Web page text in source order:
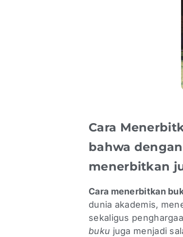
Cara
bahwa
menerbitkan
Cara menerbitkan
dunia akademis,
sekaligus
buku juga menjadi